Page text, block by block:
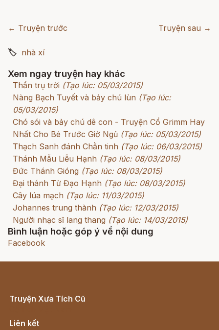
← Truyện trước Truyện sau →
🏷 nhà xí
Xem ngay truyện hay khác
Thần trụ trời (Tạo lúc: 05/03/2015)
Nàng Bạch Tuyết và bảy chú lùn (Tạo lúc:
05/03/2015)
Chó sói và bảy chú dê con - Truyện Cổ Grimm Hay
Nhất Cho Bé Trước Giờ Ngủ (Tạo lúc: 05/03/2015)
Thạch Sanh đánh Chằn tinh (Tạo lúc: 06/03/2015)
Thánh Mẫu Liễu Hạnh (Tạo lúc: 08/03/2015)
Đức Thánh Gióng (Tạo lúc: 08/03/2015)
Đại thánh Từ Đạo Hạnh (Tạo lúc: 08/03/2015)
Cây lúa mạch (Tạo lúc: 11/03/2015)
Johannes trung thành (Tạo lúc: 12/03/2015)
Người nhạc sĩ lang thang (Tạo lúc: 14/03/2015)
Bình luận hoặc góp ý về nội dung
Facebook
Truyện Xưa Tích Cũ
Liên kết